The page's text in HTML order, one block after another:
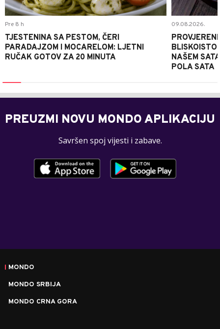
Pre 8 h
TJESTENINA SA PESTOM, ČERI
PARADAJZOM I MOCARELOM: LJETNI
RUČAK GOTOV ZA 20 MINUTA
09.08.2026.
NAŠEM
POLA SATA
PREUZMI NOVU MONDO APLIKACIJU
Savršen spoj vijesti i zabave.
MONDO
MONDO SRBIJA
MONDO CRNA GORA